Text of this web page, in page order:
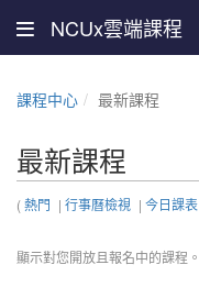
NCUx雲端課程
課程中心 最新課程
最新課程
(熱門 | 行事曆檢視 | 今日課表
顯示對您開放且報名中的課程。